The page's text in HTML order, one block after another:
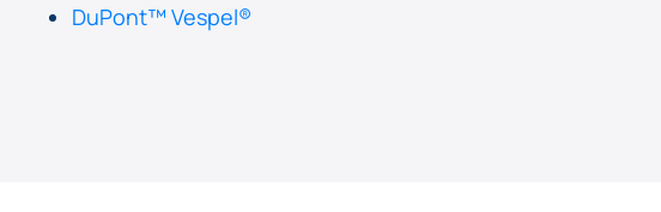
DuPont™ Vespel®